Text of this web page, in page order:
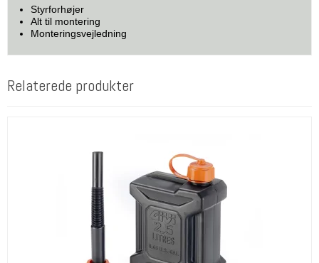
Styrforhøjer
Alt til montering
Monteringsvejledning
Relaterede produkter